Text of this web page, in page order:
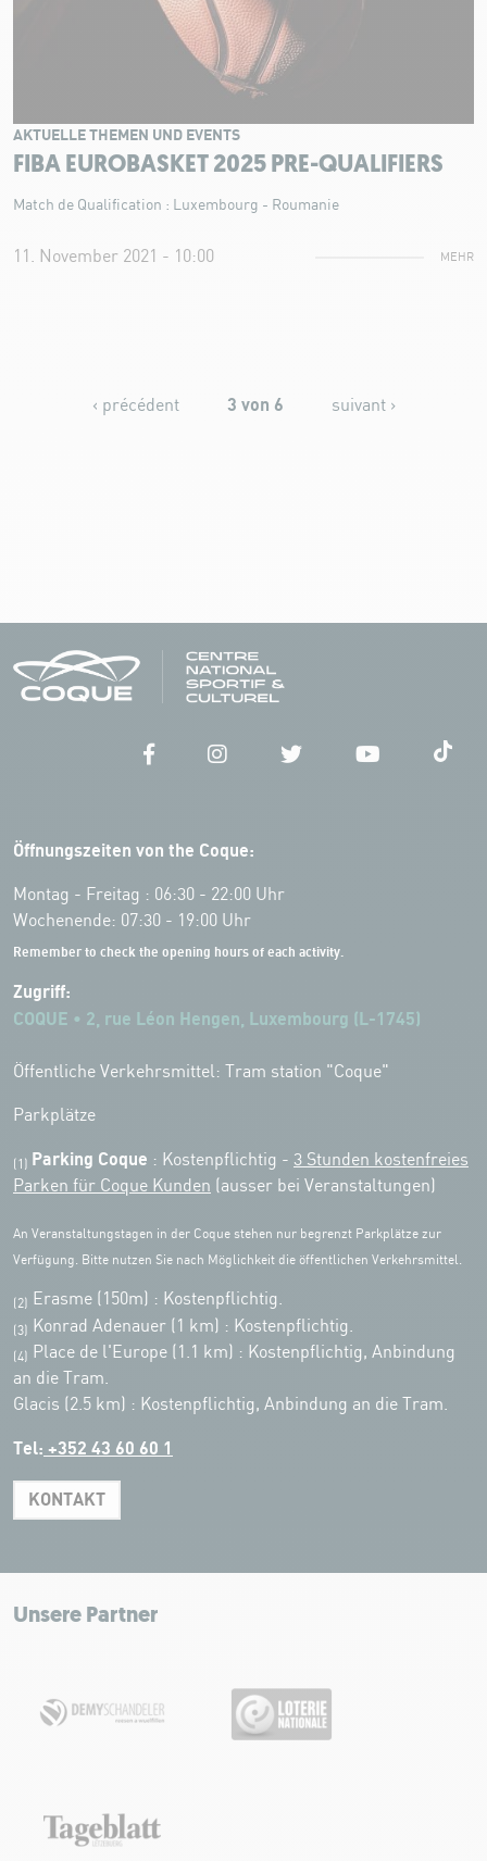
FIBA EUROBASKET 2025 PRE-QUALIFIERS
AKTUELLE THEMEN UND EVENTS
Match de Qualification : Luxembourg - Roumanie
11. November 2021 - 10:00 MEHR
‹ précédent 3 von 6 suivant ›
Öffnungszeiten von the Coque:
Montag - Freitag : 06:30 - 22:00 Uhr
Wochenende: 07:30 - 19:00 Uhr
Remember to check the opening hours of each activity.
Zugriff:
COQUE • 2, rue Léon Hengen, Luxembourg (L-1745)
Öffentliche Verkehrsmittel: Tram station "Coque"
Parkplätze
(1) Parking Coque : Kostenpflichtig - 3 Stunden kostenfreies
Parken für Coque Kunden (ausser bei Veranstaltungen)
An Veranstaltungstagen in der Coque stehen nur begrenzt Parkplätze zur
Verfügung. Bitte nutzen Sie nach Möglichkeit die öffentlichen Verkehrsmittel.
(2) Erasme (150m) : Kostenpflichtig.
(3) Konrad Adenauer (1 km) : Kostenpflichtig.
(4)
Place de l'Europe (1.1 km) : Kostenpflichtig, Anbindung
an die Tram.
Glacis (2.5 km) : Kostenpflichtig, Anbindung an die Tram.
Tel: +352 43 60 60 1
KONTAKT
+
−
Leaflet|Map tiles by Carto, under CC BY 3.0. Data by OpenStreetMap, under
Unsere Partner